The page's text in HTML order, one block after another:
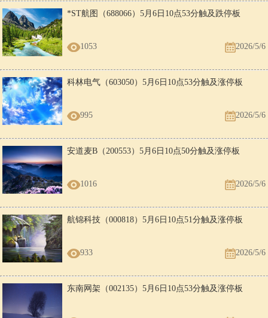
*ST航图（688066）5月6日10点53分触及跌停板
1053 2026/5/6
科林电气（603050）5月6日10点53分触及涨停板
995 2026/5/6
安道麦B（200553）5月6日10点50分触及涨停板
1016 2026/5/6
航锦科技（000818）5月6日10点51分触及涨停板
933 2026/5/6
东南网架（002135）5月6日10点53分触及涨停板